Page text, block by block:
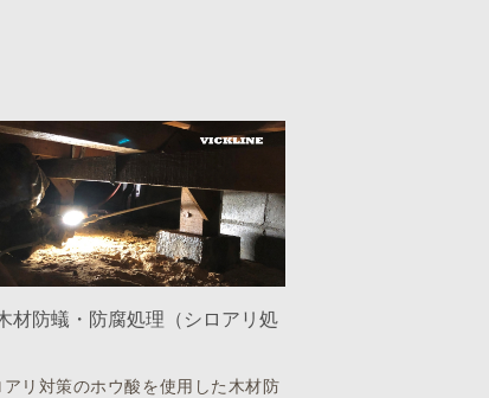
材防蟻・防腐処理（シロアリ処
リ対策のホウ酸を使用した木材防